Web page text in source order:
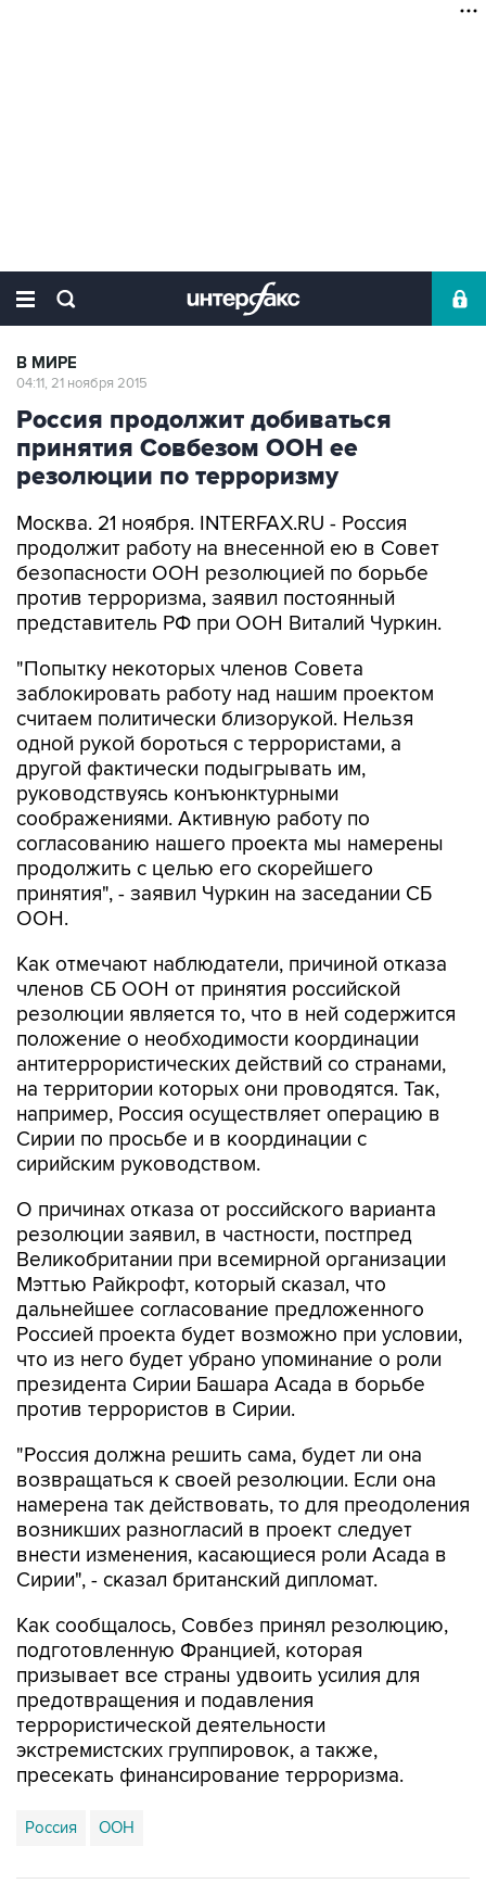
В МИРЕ
04:11, 21 ноября 2015
Россия продолжит добиваться
принятия Совбезом ООН ее
резолюции по терроризму
Москва. 21 ноября. INTERFAX.RU - Россия
продолжит работу на внесенной ею в Совет
безопасности ООН резолюцией по борьбе
против терроризма, заявил постоянный
представитель РФ при ООН Виталий Чуркин.
"Попытку некоторых членов Совета
заблокировать работу над нашим проектом
считаем политически близорукой. Нельзя
одной рукой бороться с террористами, а
другой фактически подыгрывать им,
руководствуясь конъюнктурными
соображениями. Активную работу по
согласованию нашего проекта мы намерены
продолжить с целью его скорейшего
принятия", - заявил Чуркин на заседании СБ
ООН.
Как отмечают наблюдатели, причиной отказа
членов СБ ООН от принятия российской
резолюции является то, что в ней содержится
положение о необходимости координации
антитеррористических действий со странами,
на территории которых они проводятся. Так,
например, Россия осуществляет операцию в
Сирии по просьбе и в координации с
сирийским руководством.
О причинах отказа от российского варианта
резолюции заявил, в частности, постпред
Великобритании при всемирной организации
Мэттью Райкрофт, который сказал, что
дальнейшее согласование предложенного
Россией проекта будет возможно при условии,
что из него будет убрано упоминание о роли
президента Сирии Башара Асада в борьбе
против террористов в Сирии.
"Россия должна решить сама, будет ли она
возвращаться к своей резолюции. Если она
намерена так действовать, то для преодоления
возникших разногласий в проект следует
внести изменения, касающиеся роли Асада в
Сирии", - сказал британский дипломат.
Как сообщалось, Совбез принял резолюцию,
подготовленную Францией, которая
призывает все страны удвоить усилия для
предотвращения и подавления
террористической деятельности
экстремистских группировок, а также,
пресекать финансирование терроризма.
Россия ООН